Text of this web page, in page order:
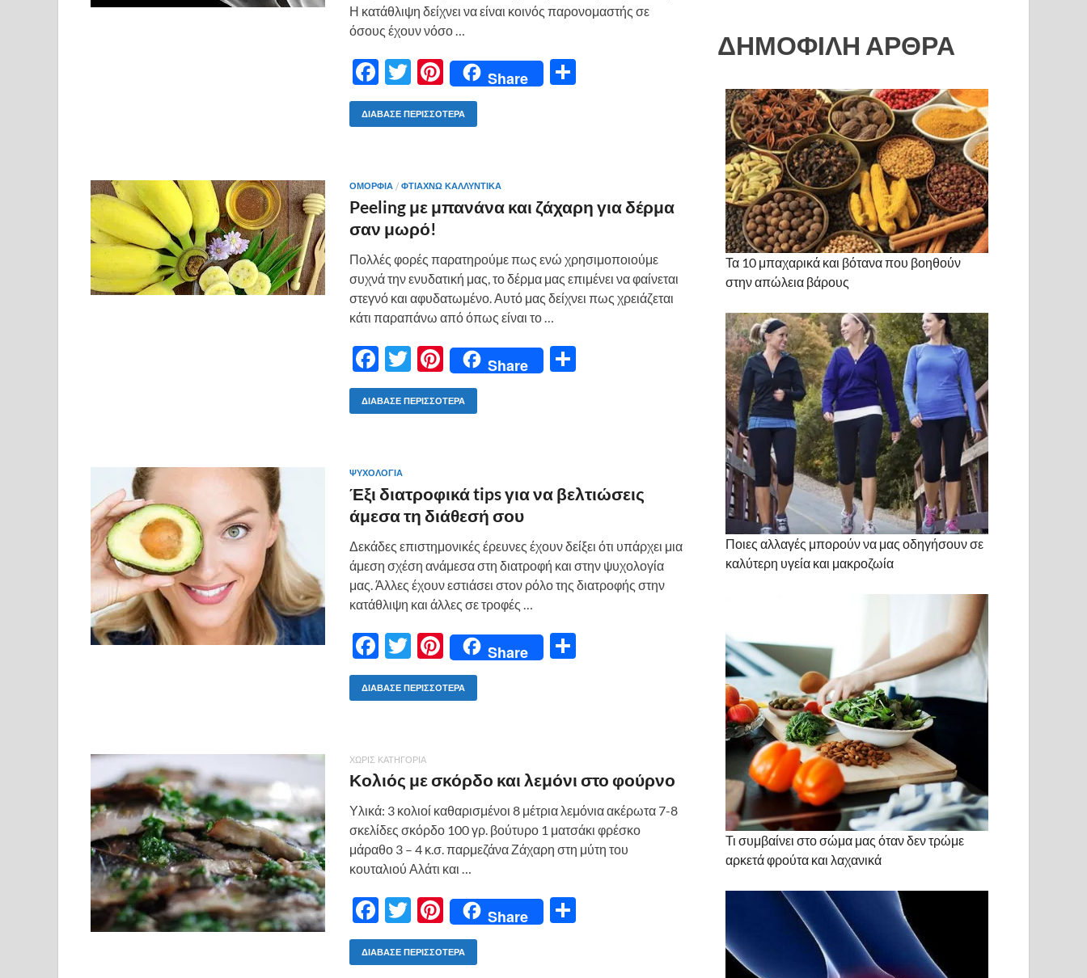
Η κατάθλιψη δείχνει να είναι κοινός παρονομαστής σε
όσους έχουν νόσο …
F
ac
e
o
o
k
T
w
itt
Pi
nt
er
t
Share
τε
ίτ
ε
ΔΙΆΒΑΣΕ ΠΕΡΙΣΣΌΤΕΡΑ
ΟΜΟΡΦΙΑ / ΦΤΙΆΧΝΩ ΚΑΛΛΥΝΤΙΚΆ
Peeling με μπανάνα και ζάχαρη για δέρμα
σαν μωρό!
Πολλές φορές παρατηρούμε πως ενώ χρησιμοποιούμε
συχνά την ενυδατική μας, το δέρμα μας επιμένει να φαίνεται
στεγνό και αφυδατωμένο. Αυτό μας δείχνει πως χρειάζεται
κάτι παραπάνω από όπως είναι το …
F
ac
e
o
o
k
T
w
itt
Pi
nt
er
Share
τε
ε
ΔΙΆΒΑΣΕ ΠΕΡΙΣΣΌΤΕΡΑ
ΨΥΧΟΛΟΓΙΑ
Έξι διατροφικά tips για να βελτιώσεις
άμεσα τη διάθεσή σου
Δεκάδες επιστημονικές έρευνες έχουν δείξει ότι υπάρχει μια
άμεση σχέση ανάμεσα στη διατροφή και στην ψυχολογία
μας. Άλλες έχουν εστιάσει στον ρόλο της διατροφής στην
κατάθλιψη και άλλες σε τροφές …
F
ac
e
o
o
k
T
w
itt
Pi
nt
er
Share
τε
ίτ
ε
ΔΙΆΒΑΣΕ ΠΕΡΙΣΣΌΤΕΡΑ
ΧΩΡΊΣ ΚΑΤΗΓΟΡΊΑ
Κολιός με σκόρδο και λεμόνι στο φούρνο
Υλικά: 3 κολιοί καθαρισμένοι 8 μέτρια λεμόνια ακέρωτα 7-8
σκελίδες σκόρδο 100 γρ. βούτυρο 1 ματσάκι φρέσκο
μάραθο 3 – 4 κ.σ. παρμεζάνα Ζάχαρη στη μύτη του
κουταλιού Αλάτι και …
F
ac
e
T
w
itt
Pi
nt
er
Share
ΔΙΆΒΑΣΕ ΠΕΡΙΣΣΌΤΕΡΑ
ΔΗΜΟΦΙΛΗ ΑΡΘΡΑ
Τα 10 μπαχαρικά και βότανα που βοηθούν
στην απώλεια βάρους
Ποιες αλλαγές μπορούν να μας οδηγήσουν σε
καλύτερη υγεία και μακροζωία
Τι συμβαίνει στο σώμα μας όταν δεν τρώμε
αρκετά φρούτα και λαχανικά